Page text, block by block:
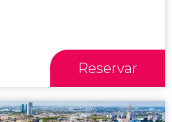
Reservar